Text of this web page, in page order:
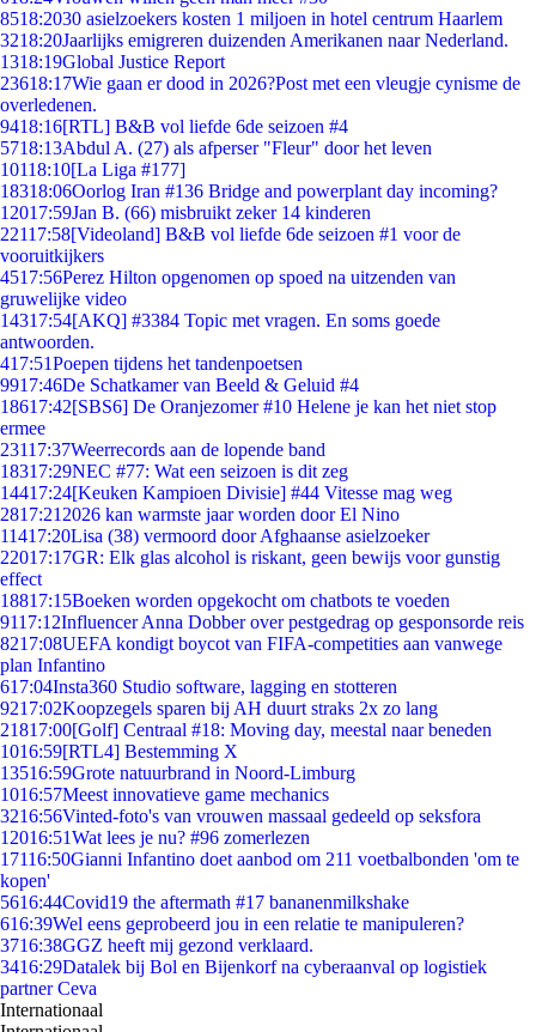
8518:2030 asielzoekers kosten 1 miljoen in hotel centrum Haarlem
3218:20Jaarlijks emigreren duizenden Amerikanen naar Nederland.
1318:19Global Justice Report
23618:17Wie gaan er dood in 2026?Post met een vleugje cynisme de
overledenen.
9418:16[RTL] B&B vol liefde 6de seizoen #4
5718:13Abdul A. (27) als afperser "Fleur" door het leven
10118:10[La Liga #177]
18318:06Oorlog Iran #136 Bridge and powerplant day incoming?
12017:59Jan B. (66) misbruikt zeker 14 kinderen
22117:58[Videoland] B&B vol liefde 6de seizoen #1 voor de
vooruitkijkers
4517:56Perez Hilton opgenomen op spoed na uitzenden van
gruwelijke video
14317:54[AKQ] #3384 Topic met vragen. En soms goede
antwoorden.
417:51Poepen tijdens het tandenpoetsen
9917:46De Schatkamer van Beeld & Geluid #4
18617:42[SBS6] De Oranjezomer #10 Helene je kan het niet stop
ermee
23117:37Weerrecords aan de lopende band
18317:29NEC #77: Wat een seizoen is dit zeg
14417:24[Keuken Kampioen Divisie] #44 Vitesse mag weg
2817:21 2026 kan warmste jaar worden door El Nino
11417:20Lisa (38) vermoord door Afghaanse asielzoeker
22017:17GR: Elk glas alcohol is riskant, geen bewijs voor gunstig
effect
18817:15Boeken worden opgekocht om chatbots te voeden
9117:12Influencer Anna Dobber over pestgedrag op gesponsorde reis
8217:08UEFA kondigt boycot van FIFA-competities aan vanwege
plan Infantino
617:04Insta360 Studio software, lagging en stotteren
9217:02Koopzegels sparen bij AH duurt straks 2x zo lang
21817:00[Golf] Centraal #18: Moving day, meestal naar beneden
1016:59[RTL4] Bestemming X
13516:59Grote natuurbrand in Noord-Limburg
1016:57Meest innovatieve game mechanics
3216:56Vinted-foto's van vrouwen massaal gedeeld op seksfora
12016:51Wat lees je nu? #96 zomerlezen
17116:50Gianni Infantino doet aanbod om 211 voetbalbonden 'om te
kopen'
5616:44Covid19 the aftermath #17 bananenmilkshake
616:39Wel eens geprobeerd jou in een relatie te manipuleren?
3716:38GGZ heeft mij gezond verklaard.
3416:29Datalek bij Bol en Bijenkorf na cyberaanval op logistiek
partner Ceva
Internationaal